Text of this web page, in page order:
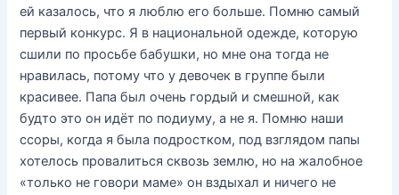
ей казалось, что я люблю его больше. Помню самый
первый конкурс. Я в национальной одежде, которую
сшили по просьбе бабушки, но мне она тогда не
нравилась, потому что у девочек в группе были
красивее. Папа был очень гордый и смешной, как
будто это он идёт по подиуму, а не я. Помню наши
ссоры, когда я была подростком, под взглядом папы
хотелось провалиться сквозь землю, но на жалобное
«только не говори маме» он вздыхал и ничего не